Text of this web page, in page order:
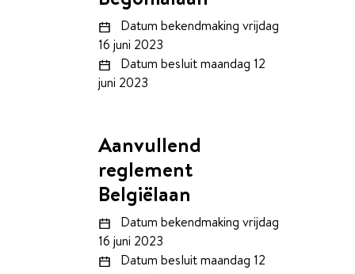
Datum bekendmaking vrijdag
16 juni 2023
Datum besluitmaandag 12
juni 2023
Aanvullend
reglement
Belgiëlaan
Datum bekendmaking vrijdag
16 juni 2023
Datum besluitmaandag 12